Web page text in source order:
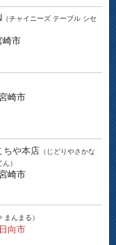
（チャイニーズ テーブル シセ
崎市
崎市
ちや本店 （じどりやさかな
）
崎市
まんまる）
日向市